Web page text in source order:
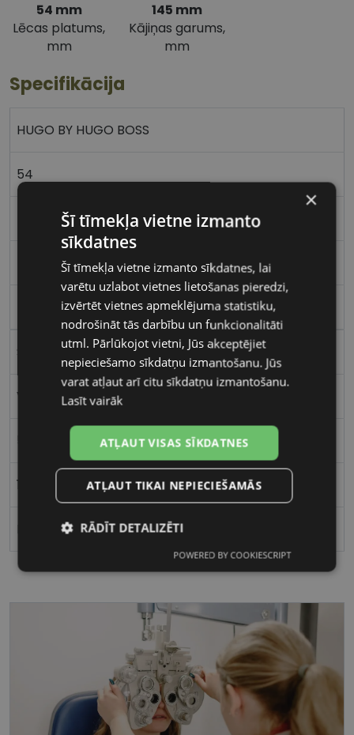
54 mm
Lēcas platums,
mm
145 mm
Kājiņas garums,
mm
Specifikācija
HUGO BY HUGO BOSS
54
blk/grey
Plastmasa
Stūrains
Vīriešiem
145
Polarizēts
×
Šī tīmekļa vietne izmanto
sīkdatnes
Šī tīmekļa vietne izmanto sīkdatnes, lai
varētu uzlabot vietnes lietošanas pieredzi,
izvērtēt vietnes apmeklējuma statistiku,
nodrošināt tās darbību un funkcionalitāti
utml. Pārlūkojot vietni, Jūs akceptējiet
nepieciešamo sīkdatņu izmantošanu. Jūs
varat atļaut arī citu sīkdatņu izmantošanu.
Lasīt vairāk
ATĻAUT VISAS SĪKDATNES
ATĻAUT TIKAI NEPIECIEŠAMĀS
RĀDĪT DETALIZĒTI
sīkdatnes
Statistikas
sīkdatnes
Mārketinga
sīkdatnes
Funkcionālās
sīkdatnes
POWERED BY COOKIESCRIPT